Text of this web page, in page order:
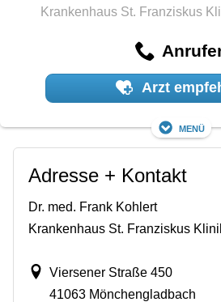
Krankenhaus St. Franziskus
Arzt
Menü
Adresse + Kontakt
Dr. med. Frank Kohlert
Krankenhaus St. Franziskus
Viersener Straße 450
41063 Mönchengladbach